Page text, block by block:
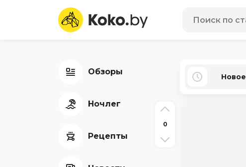
Обзоры
Ночлег
Рецепты
Новое
0